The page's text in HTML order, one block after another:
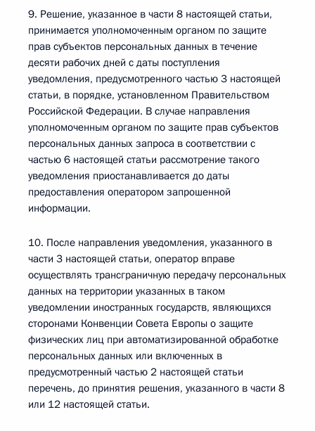
9. Решение, указанное в части 8 настоящей статьи,
принимается уполномоченным органом по защите
прав субъектов персональных данных в течение
десяти рабочих дней с даты поступления
уведомления, предусмотренного частью 3 настоящей
статьи, в порядке, установленном Правительством
Российской Федерации. В случае направления
уполномоченным органом по защите прав субъектов
персональных данных запроса в соответствии с
частью 6 настоящей статьи рассмотрение такого
уведомления приостанавливается до даты
предоставления оператором запрошенной
информации.
10. После направления уведомления, указанного в
части 3 настоящей статьи, оператор вправе
осуществлять трансграничную передачу персональных
данных на территории указанных в таком
уведомлении иностранных государств, являющихся
сторонами Конвенции Совета Европы о защите
физических лиц при автоматизированной обработке
персональных данных или включенных в
предусмотренный частью 2 настоящей статьи
перечень, до принятия решения, указанного в части 8
или 12 настоящей статьи.